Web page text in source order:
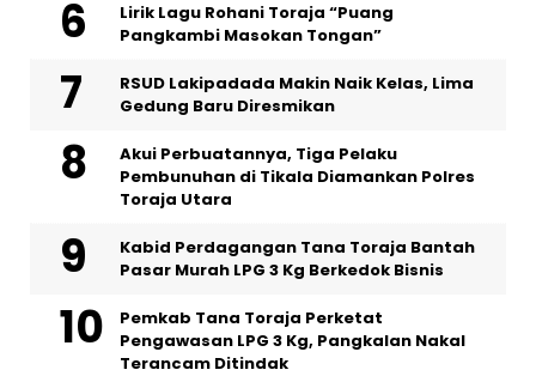
Lirik Lagu Rohani Toraja “Puang
Pangkambi Masokan Tongan”
RSUD Lakipadada Makin Naik Kelas, Lima
Gedung Baru Diresmikan
Akui Perbuatannya, Tiga Pelaku
Pembunuhan di Tikala Diamankan Polres
Toraja Utara
Kabid Perdagangan Tana Toraja Bantah
Pasar Murah LPG 3 Kg Berkedok Bisnis
Pemkab Tana Toraja Perketat
Pengawasan LPG 3 Kg, Pangkalan Nakal
Terancam Ditindak